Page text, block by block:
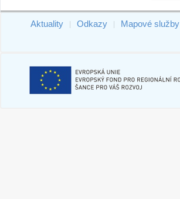
Aktuality Odkazy Mapové služby